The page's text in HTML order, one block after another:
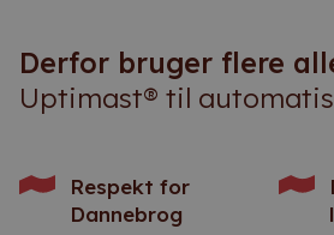
Derfor bruger flere
Uptimast® til
Respekt for
Dannebrog